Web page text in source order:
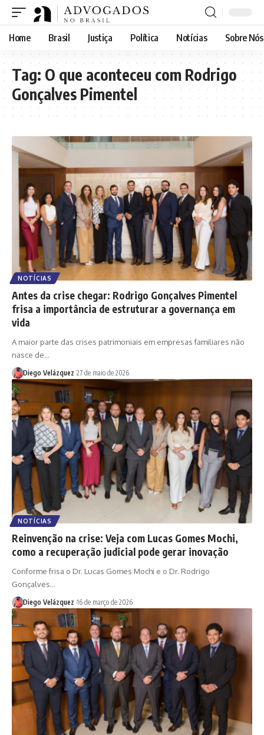
Home Brasil Justiça Política Notícias Sobre Nós
Tag: O que aconteceu com Rodrigo
Gonçalves Pimentel
NOTÍCIAS
Antes da crise chegar: Rodrigo Gonçalves Pimentel
frisa a importância de estruturar a governança em
vida
A maior parte das crises patrimoniais em empresas familiares não
nasce de…
Diego Velázquez 27 de maio de 2026
NOTÍCIAS
Reinvenção na crise: Veja com Lucas Gomes Mochi,
como a recuperação judicial pode gerar inovação
Conforme frisa o Dr. Lucas Gomes Mochi e o Dr. Rodrigo
Gonçalves…
Diego Velázquez 16 de março de 2026